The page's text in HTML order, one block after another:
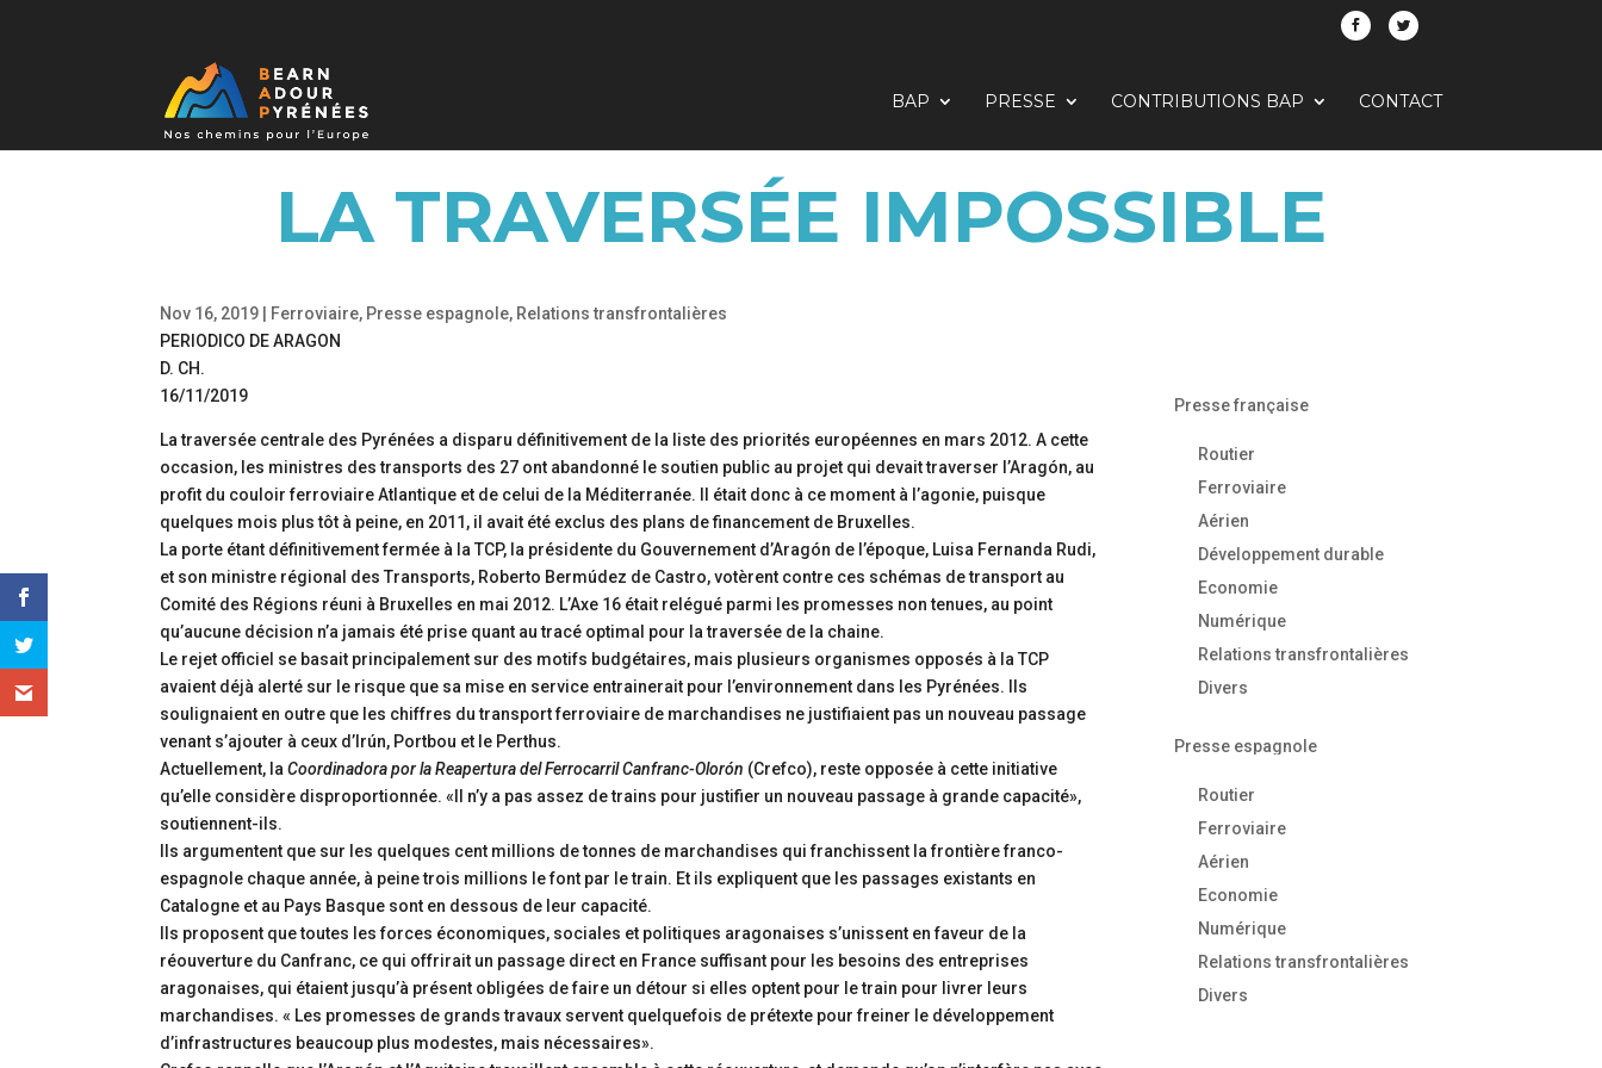
BAP PRESSE CONTRIBUTIONS BAP CONTACT
LA TRAVERSÉE IMPOSSIBLE
Nov 16, 2019 Ferroviaire, Presse espagnole, Relations transfrontalières
PERIODICO DE ARAGON
D. CH.
16/11/2019
La traversée centrale des Pyrénées a disparu définitivement de la liste des priorités européennes en mars 2012. A cette
occasion, les ministres des transports des 27 ont abandonné le soutien public au projet qui devait traverser l’Aragón, au
profit du couloir ferroviaire Atlantique et de celui de la Méditerranée. Il était donc à ce moment à l’agonie, puisque
quelques mois plus tôt à peine, en 2011, il avait été exclus des plans de financement de Bruxelles.
La porte étant définitivement fermée à la TCP, la présidente du Gouvernement d’Aragón de l’époque, Luisa Fernanda Rudi,
et son ministre régional des Transports, Roberto Bermúdez de Castro, votèrent contre ces schémas de transport au
Comité des Régions réuni à Bruxelles en mai 2012. L’Axe 16 était relégué parmi les promesses non tenues, au point
qu’aucune décision n’a jamais été prise quant au tracé optimal pour la traversée de la chaine.
Le rejet officiel se basait principalement sur des motifs budgétaires, mais plusieurs organismes opposés à la TCP
avaient déjà alerté sur le risque que sa mise en service entrainerait pour l’environnement dans les Pyrénées. Ils
soulignaient en outre que les chiffres du transport ferroviaire de marchandises ne justifiaient pas un nouveau passage
venant s’ajouter à ceux d’Irún, Portbou et le Perthus.
Actuellement, laCoordinadora por la Reapertura del Ferrocarril Canfranc-Olorón (Crefco), reste opposée à cette initiative
qu’elle considère disproportionnée. «Il n’y a pas assez de trains pour justifier un nouveau passage à grande capacité»,
soutiennent-ils.
Ils argumentent que sur les quelques cent millions de tonnes de marchandises qui franchissent la frontière franco-
espagnole chaque année, à peine trois millions le font par le train. Et ils expliquent que les passages existants en
Catalogne et au Pays Basque sont en dessous de leur capacité.
Ils proposent que toutes les forces économiques, sociales et politiques aragonaises s’unissent en faveur de la
réouverture du Canfranc, ce qui offrirait un passage direct en France suffisant pour les besoins des entreprises
aragonaises, qui étaient jusqu’à présent obligées de faire un détour si elles optent pour le train pour livrer leurs
marchandises. « Les promesses de grands travaux servent quelquefois de prétexte pour freiner le développement
d’infrastructures beaucoup plus modestes, mais nécessaires».
Presse française
Routier
Ferroviaire
Aérien
Développement durable
Economie
Numérique
Relations transfrontalières
Divers
Presse espagnole
Routier
Ferroviaire
Aérien
Economie
Numérique
Relations transfrontalières
Divers